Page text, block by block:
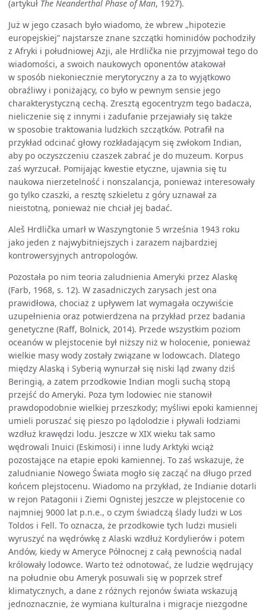
(artykuł The Neanderthal Phase of Man, 1927).
Już w jego czasach było wiadomo, że wbrew „hipotezie
europejskiej” najstarsze znane szczątki hominidów pochodziły
z Afryki i południowej Azji, ale Hrdlička nie przyjmował tego do
wiadomości, a swoich naukowych oponentów atakował
w sposób niekoniecznie merytoryczny a za to wyjątkowo
obraźliwy i poniżający, co było w pewnym sensie jego
charakterystyczną cechą. Zresztą egocentryzm tego badacza,
nieliczenie się z innymi i zadufanie przejawiały się także
w sposobie traktowania ludzkich szczątków. Potrafił na
przykład odcinać głowy rozkładającym się zwłokom Indian,
aby po oczyszczeniu czaszek zabrać je do muzeum. Korpus
zaś wyrzucał. Pomijając kwestie etyczne, ujawnia się tu
naukowa nierzetelność i nonszalancja, ponieważ interesowały
go tylko czaszki, a resztę szkieletu z góry uznawał za
nieistotną, ponieważ nie chciał jej badać.
Aleš Hrdlička umarł w Waszyngtonie 5 września 1943 roku
jako jeden z najwybitniejszych i zarazem najbardziej
kontrowersyjnych antropologów.
Pozostała po nim teoria zaludnienia Ameryki przez Alaskę
(Farb, 1968, s. 12). W zasadniczych zarysach jest ona
prawidłowa, chociaż z upływem lat wymagała oczywiście
uzupełnienia oraz potwierdzena na przykład przez badania
genetyczne (Raff, Bolnick, 2014). Przede wszystkim poziom
oceanów w plejstocenie był niższy niż w holocenie, ponieważ
wielkie masy wody zostały związane w lodowcach. Dlatego
między Alaską i Syberią wynurzał się niski ląd zwany dziś
Beringią, a zatem przodkowie Indian mogli suchą stopą
przejść do Ameryki. Poza tym lodowiec nie stanowił
prawdopodobnie wielkiej przeszkody; myśliwi epoki kamiennej
umieli poruszać się pieszo po lądolodzie i pływali łodziami
wzdłuż krawędzi lodu. Jeszcze w XIX wieku tak samo
wędrowali Inuici (Eskimosi) i inne ludy Arktyki wciąż
pozostające na etapie epoki kamiennej. To zaś wskazuje, że
zaludnianie Nowego Świata mogło się zacząć na długo przed
końcem plejstocenu. Wiadomo na przykład, że Indianie dotarli
w rejon Patagonii i Ziemi Ognistej jeszcze w plejstocenie co
najmniej 9000 lat p.n.e., o czym świadczą ślady ludzi w Los
Toldos i Fell. To oznacza, że przodkowie tych ludzi musieli
wyruszyć na wędrówkę z Alaski wzdłuż Kordylierów i potem
Andów, kiedy w Ameryce Północnej z całą pewnością nadal
królowały lodowce. Warto też odnotować, że ludzie wędrujący
na południe obu Ameryk posuwali się w poprzek stref
klimatycznych, a dane z różnych rejonów świata wskazują
jednoznacznie, że wymiana kulturalna i migracje niezgodne